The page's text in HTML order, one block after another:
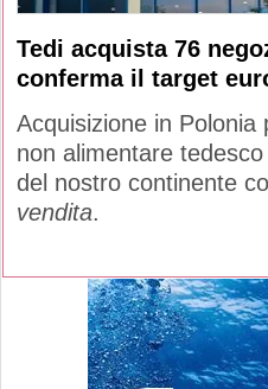
Tedi acquista 76
conferma il target
Acquisizione in Polonia
non alimentare
del nostro continente
vendita.